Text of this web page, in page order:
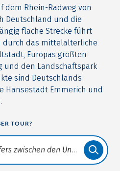
dem Rhein-Radweg von
Deutschland und die
flache Strecke führt
durch das mittelalterliche
Europas größten
und den Landschaftspark
sind Deutschlands
Hansestadt Emmerich und
TOUR?